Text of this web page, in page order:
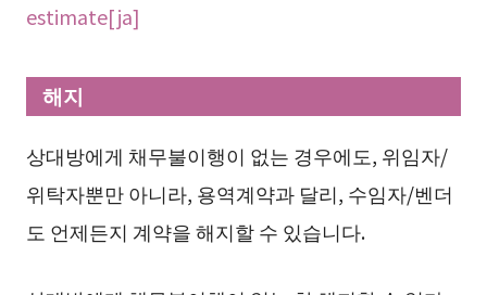
estimate[ja]
해지
상대방에게 채무불이행이 없는 경우에도, 위임자/
위탁자뿐만 아니라, 용역계약과 달리, 수임자/벤더
도 언제든지 계약을 해지할 수 있습니다.